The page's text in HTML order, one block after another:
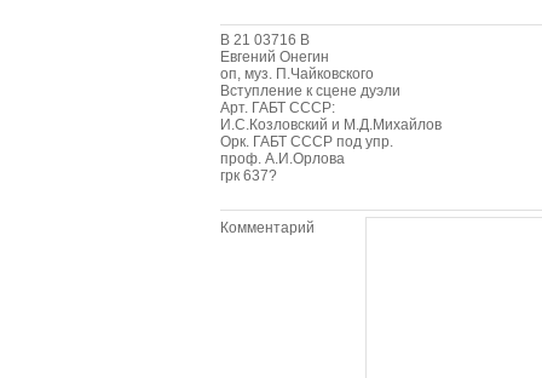
В 21 03716 В
Евгений Онегин
оп, муз. П.Чайковского
Вступление к сцене дуэли
Арт. ГАБТ СССР:
И.С.Козловский и М.Д.Михайлов
Орк. ГАБТ СССР под упр.
проф. А.И.Орлова
грк 637?
Комментарий